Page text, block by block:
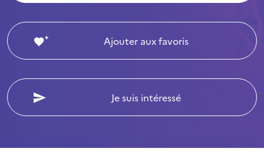
Ajouter aux favoris
Je suis intéressé